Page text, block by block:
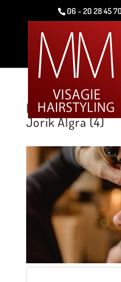
06 - 20 28 45 70
MM Visagie &
Jorik Algra (4)